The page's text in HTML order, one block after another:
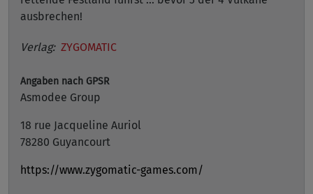
ausbrechen!
Verlag: ZYGOMATIC
Angaben nach GPSR
Asmodee Group
18 rue Jacqueline Auriol
78280 Guyancourt
https://www.zygomatic-games.com/